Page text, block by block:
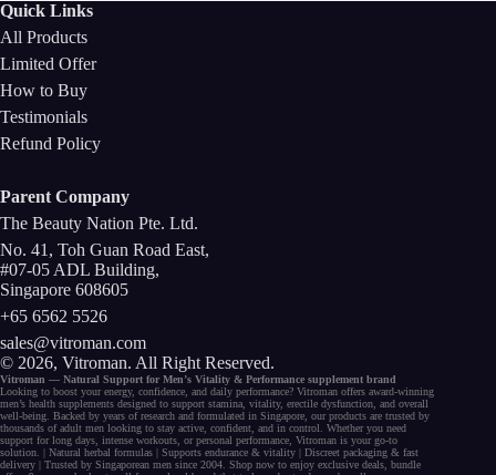
Quick Links
All Products
Limited Offer
How to Buy
Testimonials
Refund Policy
Parent Company
The Beauty Nation Pte. Ltd.
No. 41, Toh Guan Road East,
#07-05 ADL Building,
Singapore 608605
+65 6562 5526
sales@vitroman.com
© 2026, Vitroman. All Right Reserved.
Vitroman — Natural Support forMen’s Vitality & Performance supplement brand
Looking to boost your energy, confidence, and daily performance? Vitroman offers award-winning
men’s health supplements designed to support stamina vitality, erectile dysfunction , and overall
well-being . Backed by years of research and formulated in Singapore, ourproducts are trusted by
thousands ofadult men looking to stay active, confident, and in control. Whether you need
support for long days, intense workouts , orpersonal performance , Vitroman is your go-to
solution. | Natural herbal formulas | Supports endurance & vitality | Discreet packaging & fast
delivery | Trusted by Singaporean men since 2004. Shop now to enjoy exclusive deals, bundle